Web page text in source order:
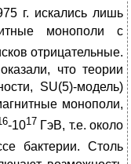
г. искались лишь
монополи с
отрицательные.
что теории
SU(5)-модель)
монополи,
-1017 ГэВ, т.е. около
бактерии. Столь